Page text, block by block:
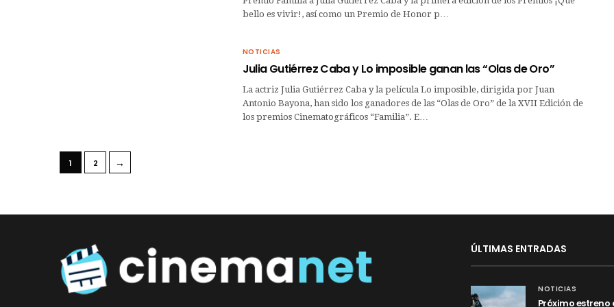
bello es vivir!, así como un Premio de Honor p…
NOTICIAS
Julia Gutiérrez Caba y Lo imposible ganan las “Olas de Oro”
La actriz Julia Gutiérrez Caba y la película Lo imposible, dirigida por Juan
Antonio Bayona, han sido los ganadores de las “Olas de Oro” de la XVII Edición de
los premios Cinematográficos “Familia”. E…
1 2 →
ÚLTIMAS ENTRADAS
NOTICIAS
Próximo estreno